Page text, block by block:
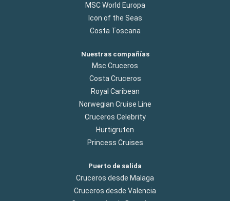
MSC World Europa
Icon of the Seas
Costa Toscana
Nuestras compañías
Msc Cruceros
Costa Cruceros
Royal Caribean
Norwegian Cruise Line
Cruceros Celebrity
Hurtigruten
Princess Cruises
Puerto de salida
Cruceros desde Malaga
Cruceros desde Valencia